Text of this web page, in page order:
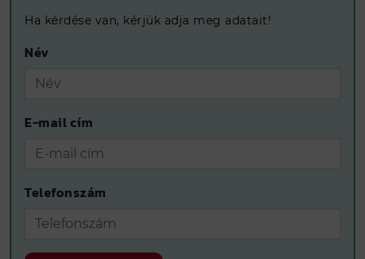
Ha kérdése van, kérjük adja meg adatait!
Név
E-mail cím
Telefonszám